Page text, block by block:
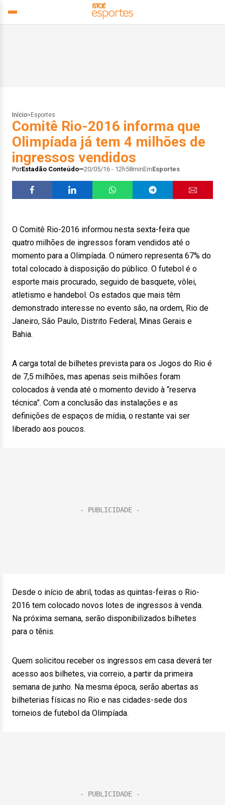
Início> Esportes
Comitê Rio-2016 informa que
Olimpíada já tem 4 milhões de
ingressos vendidos
PorEstadão Conteúdo 20/05/16 - 12h58minEmEsportes
O Comitê Rio-2016 informou nesta sexta-feira que
quatro milhões de ingressos foram vendidos até o
momento para a Olimpíada. O número representa 67% do
total colocado à disposição do público. O futebol é o
esporte mais procurado, seguido de basquete, vôlei,
atletismo e handebol. Os estados que mais têm
demonstrado interesse no evento são, na ordem, Rio de
Janeiro, São Paulo, Distrito Federal, Minas Gerais e
Bahia.
A carga total de bilhetes prevista para os Jogos do Rio é
de 7,5 milhões, mas apenas seis milhões foram
colocados à venda até o momento devido à “reserva
técnica”. Com a conclusão das instalações e as
definições de espaços de mídia, o restante vai ser
liberado aos poucos.
Desde o início de abril, todas as quintas-feiras o Rio-
2016 tem colocado novos lotes de ingressos à venda.
Na próxima semana, serão disponibilizados bilhetes
para o tênis.
Quem solicitou receber os ingressos em casa deverá ter
acesso aos bilhetes, via correio, a partir da primeira
semana de junho. Na mesma época, serão abertas as
bilheterias físicas no Rio e nas cidades-sede dos
torneios de futebol da Olimpíada.